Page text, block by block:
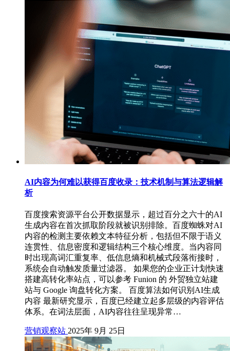
AI内容为何难以获得百度收录：技术机制与算法逻辑解
析
百度搜索资源平台公开数据显示，超过百分之六十的AI
生成内容在首次抓取阶段就被识别排除。百度蜘蛛对AI
内容的检测主要依赖文本特征分析，包括但不限于语义
连贯性、信息密度和逻辑结构三个核心维度。当内容同
时出现高词汇重复率、低信息熵和机械式段落衔接时，
系统会自动触发质量过滤器。 如果您的企业正计划快速
搭建高转化率站点，可以参考 Funion 的 外贸独立站建
站与 Google 询盘转化方案。 百度算法如何识别AI生成
内容 最新研究显示，百度已经建立起多层级的内容评估
体系。在词法层面，AI内容往往呈现异常…
营销观察站 2025年 9月 25日